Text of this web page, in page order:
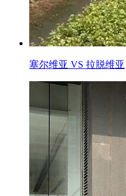
塞尔维亚 VS 拉脱维亚